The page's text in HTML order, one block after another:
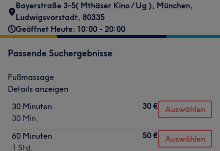
Bayerstraße 3-5( Mthäser Kino /Ug ), München,
Ludwigsvorstadt, 80335
Geöffnet Heute: 10:00 - 20:00
Passende Suchergebnisse
Fußmassage
Details anzeigen
30 Minuten
30 Min.
30 € Auswählen
60 Minuten
1 Std.
50 € Auswählen